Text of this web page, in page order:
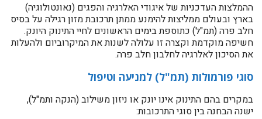
ההמלצות העדכניות של איגודי האלרגיה והפגים (נאונטולוגיה)
בארץ ובעולם ממליצות להימנע ממתן תרכובת מזון רגילה על בסיס
חלב פרה (תמ"ל) כתוספת בימים הראשונים לחיי התינוק היונק.
חשיפה מוקדמת וקצרה זו עלולה לשנות את המיקרוביום ולהעלות
את הסיכון לאלרגיה לחלבון חלב פרה.
סוגי פורמולות (תמ"ל) למניעה וטיפול
במקרים בהם התינוק אינו יונק או ניזון משילוב (הנקה ותמ"ל),
ישנה הבחנה בין סוגי התרכובות: